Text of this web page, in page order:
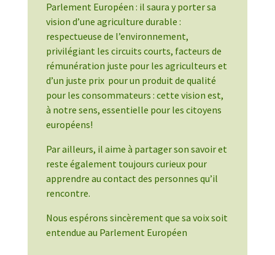
Parlement Européen : il saura y porter sa
vision d’une agriculture durable :
respectueuse de l’environnement,
privilégiant les circuits courts, facteurs de
rémunération juste pour les agriculteurs et
d’un juste prix pour un produit de qualité
pour les consommateurs : cette vision est,
à notre sens, essentielle pour les citoyens
européens!
Par ailleurs, il aime à partager son savoir et
reste également toujours curieux pour
apprendre au contact des personnes qu’il
rencontre.
Nous espérons sincèrement que sa voix soit
entendue au Parlement Européen